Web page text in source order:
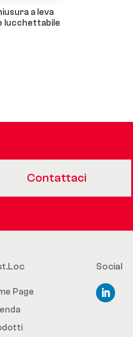
a leva
lucchettabile
Contattaci
Page
Social